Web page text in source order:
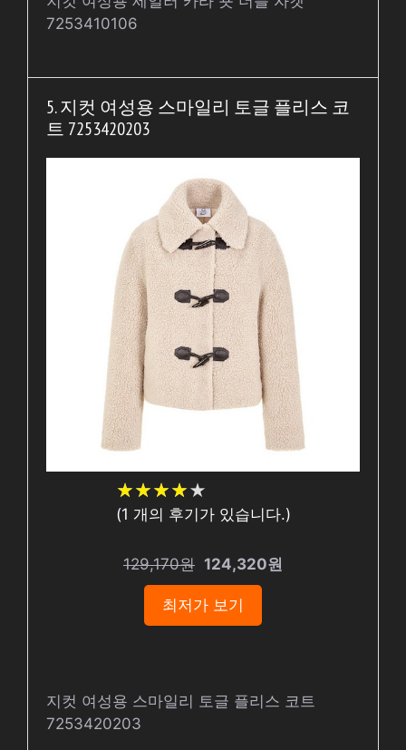
7253410106
5. 지컷 여성용 스마일리 토글 플리스 코
트 7253420203
★★★★★
★★★★★
(1 개의 후기가 있습니다.)
129,170원 124,320원
최저가 보기
지컷 여성용 스마일리 토글 플리스 코트
7253420203